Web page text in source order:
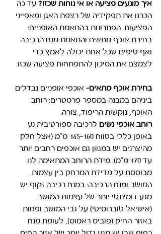
איך מונעים פציעה או אי נוחות שכזו? עד כה
הכרנו את תפקידיה של רצפת האגן ומאפייני
הפציעות. הפתרונות בהתאמת האופניים:
בחירת אוכף מתאים והתאמת מנח הרכיבה
ואף טיפים שכל אחת יכולה לאמץ כדי
לצמצם את הסיכון להתפתחות פציעה שכזו.
בחירת אוכף מתאים- אוכפי אופניים נבדלים
ביניהם במבנה במספר פרמטרים: רוחב
האוכף, נוקשות הריפוד, צורה.
רוחב אוכפי נשים לרכיבה ספורטיבית נע
באופן כללי בטווח 145-160 מ"מ (אצל חלק
מהיצרנים יש במגוון גם אוכפים רחבים יותר
עד 170 מ"מ). מידת הרוחב המתאימה לנו
מבוססת על מדידת המרחק בין עצמות
המושב ומנח הרכיבה: במנח רכיבה זקוף יש
מגע דומיננטי יותר של עצמות המושב
(אישיאל טוברוסיטי) על גבי המושב ופחות
באזור החיק (פוביס ראמוס), לעומת מנח